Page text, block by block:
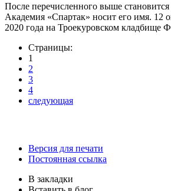
После перечисленного выше
Академия «Спартак» носит его имя. 12
2020 года на Троекуровском кладбище
Страницы:
1
2
3
4
следующая
Версия для печати
Постоянная ссылка
В закладки